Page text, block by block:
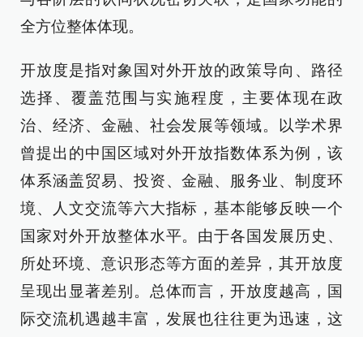
全方位整体体现。
开放度是指对象国对外开放的政策导向、路径
选择、覆盖范围与实施程度，主要体现在政
治、经济、金融、社会发展等领域。以学术界
曾提出的中国区域对外开放指数体系为例，该
体系涵盖贸易、投资、金融、服务业、制度环
境、人文交流等六大指标，基本能够反映一个
国家对外开放整体水平。由于各国发展历史、
所处环境、意识形态等方面的差异，其开放度
呈现出显著差别。总体而言，开放度越高，国
际交流机遇越丰富，发展也往往更为迅速，这